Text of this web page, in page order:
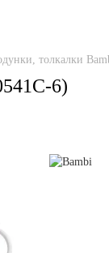
толкалки
6)